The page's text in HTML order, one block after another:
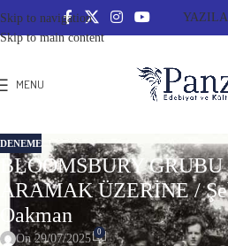
Skip to navigation
Skip to main content
MENU
DENEME
BLOOMSBURY GRUBU
ARAMAK ÜZERİNE /
Oakman
On 29/07/2025 0